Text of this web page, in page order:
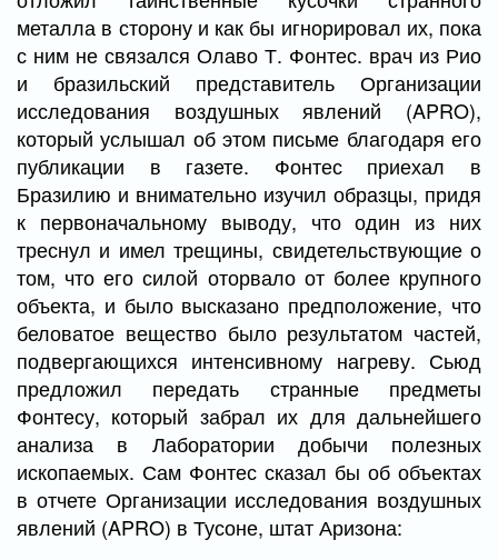
металла в сторону и как бы игнорировал их, пока
с ним не связался Олаво Т. Фонтес. врач из Рио
и бразильский представитель Организации
исследования воздушных явлений (APRO),
который услышал об этом письме благодаря его
публикации в газете. Фонтес приехал в
Бразилию и внимательно изучил образцы, придя
к первоначальному выводу, что один из них
треснул и имел трещины, свидетельствующие о
том, что его силой оторвало от более крупного
объекта, и было высказано предположение, что
беловатое вещество было результатом частей,
подвергающихся интенсивному нагреву. Сьюд
предложил передать странные предметы
Фонтесу, который забрал их для дальнейшего
анализа в Лаборатории добычи полезных
ископаемых. Сам Фонтес сказал бы об объектах
в отчете Организации исследования воздушных
явлений (APRO) в Тусоне, штат Аризона: